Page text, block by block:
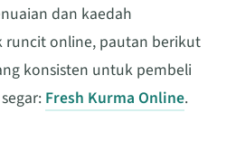
dan kaedah
runcit online, pautan berikut
konsisten untuk pembeli
Fresh Kurma Online.